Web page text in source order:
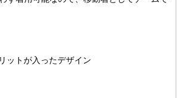
ットが入ったデザイン